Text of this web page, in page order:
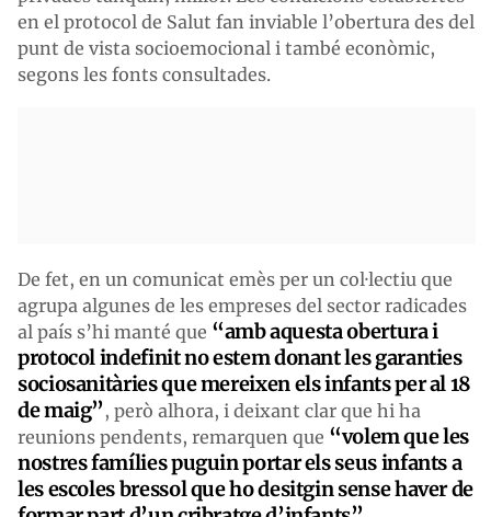
en el protocol de Salut fan inviable l’obertura des del
punt de vista socioemocional i també econòmic,
segons les fonts consultades.
De fet, en un comunicat emès per un col·lectiu que
agrupa algunes de les empreses del sector radicades
al país s’hi manté que “amb aquesta obertura i
protocol indefinit no estem donant les garanties
sociosanitàries que mereixen els infants per al 18
de maig”, però alhora, i deixant clar que hi ha
reunions pendents, remarquen que “volem que les
nostres famílies puguin portar els seus infants a
les escoles bressol que ho desitgin sense haver de